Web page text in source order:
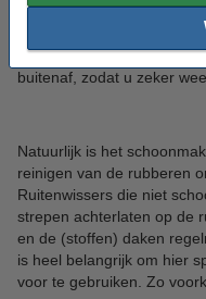
is uw auto gewassen,
onderhouden. Hiermee is
verleden tijd en is de lak
buitenaf, zodat u zeker
Natuurlijk is het
reinigen van de rubberen
Ruitenwissers die niet
strepen achterlaten op de
en de (stoffen) daken
is heel belangrijk om hier
voor te gebruiken. Zo